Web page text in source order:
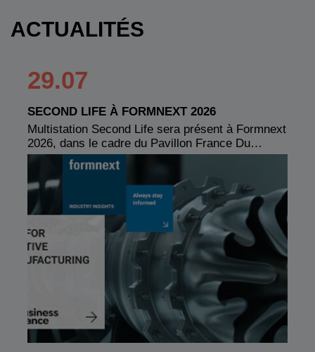
ACTUALITÉS
29.07
SECOND LIFE À FORMNEXT 2026
Multistation Second Life sera présent à Formnext
2026, dans le cadre du Pavillon France Du…